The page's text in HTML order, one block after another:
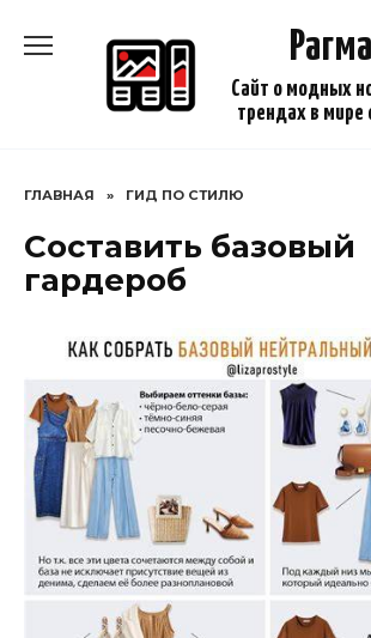
содержанию
Сайт о модных
трендах в
ГЛАВНАЯ » ГИД ПО СТИЛЮ
Составить базовый
гардероб